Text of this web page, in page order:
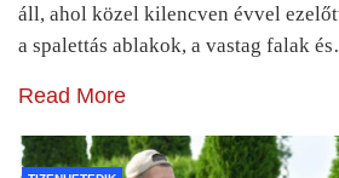
áll, ahol közel kilencven évvel
a spalettás ablakok, a vastag falak
Read More